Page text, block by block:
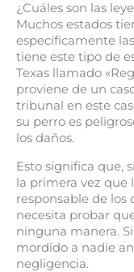
¿Cuáles son las
Muchos estados
específicamente
tiene este tipo de
Texas llamado
proviene de un
tribunal en este
su perro es
los daños.
Esto significa que,
la primera vez que
responsable de los
necesita probar
ninguna manera.
mordido a nadie
negligencia.